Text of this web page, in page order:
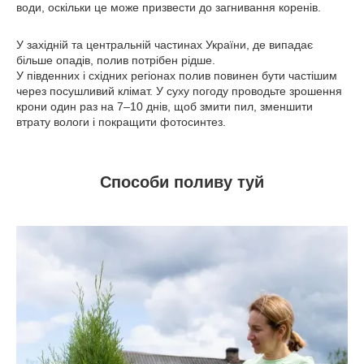
води, оскільки це може призвести до загнивання коренів.
У західній та центральній частинах України, де випадає
більше опадів, полив потрібен рідше.
У південних і східних регіонах полив повинен бути частішим
через посушливий клімат. У суху погоду проводьте зрошення
крони один раз на 7–10 днів, щоб змити пил, зменшити
втрату вологи і покращити фотосинтез.
Способи поливу туй